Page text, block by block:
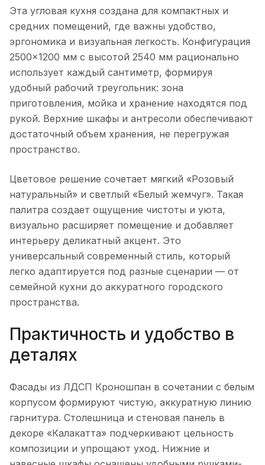
Эта угловая кухня создана для компактных и
средних помещений, где важны удобство,
эргономика и визуальная легкость. Конфигурация
2500×1200 мм с высотой 2540 мм рационально
использует каждый сантиметр, формируя
удобный рабочий треугольник: зона
приготовления, мойка и хранение находятся под
рукой. Верхние шкафы и антресоли обеспечивают
достаточный объем хранения, не перегружая
пространство.
Цветовое решение сочетает мягкий «Розовый
натуральный» и светлый «Белый жемчуг». Такая
палитра создает ощущение чистоты и уюта,
визуально расширяет помещение и добавляет
интерьеру деликатный акцент. Это
универсальный современный стиль, который
легко адаптируется под разные сценарии — от
семейной кухни до аккуратного городского
пространства.
Практичность и удобство в
деталях
Фасады из ЛДСП Кроношпан в сочетании с белым
корпусом формируют чистую, аккуратную линию
гарнитура. Столешница и стеновая панель в
декоре «Калакатта» подчеркивают цельность
композиции и упрощают уход. Нижние и